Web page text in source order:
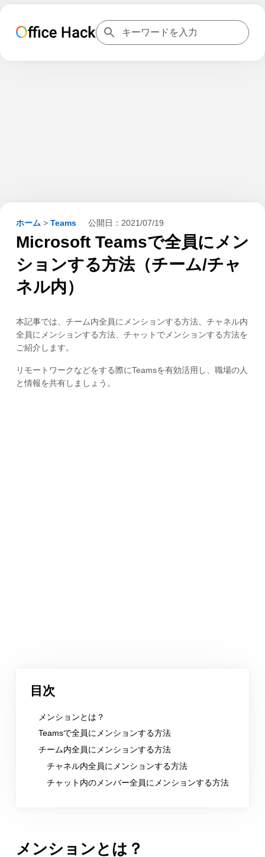
ホーム > Teams 公開日： 2021/07/19
Microsoft Teamsで全員にメン
ションする方法（チーム/チャ
ネル内）
本記事では、チーム内全員にメンションする方法、チャネル内
全員にメンションする方法、チャットでメンションする方法を
ご紹介します。
リモートワークなどをする際にTeamsを有効活用し、職場の人
と情報を共有しましょう。
目次
メンションとは？
Teamsで全員にメンションする方法
チーム内全員にメンションする方法
チャネル内全員にメンションする方法
チャット内のメンバー全員にメンションする方法
メンションとは？